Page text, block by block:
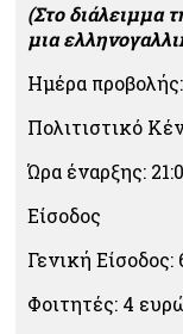
(Στο διάλειμμα
μια
Ημέρα
Πολιτιστικό
Ώρα έναρξης:
Είσοδος
Γενική
Φοιτητές: 4